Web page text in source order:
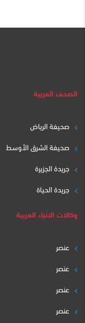
الصحف العربية
صحيفة الرياض
صحيفة الشرق الأوسط
جريدة الجزيرة
جريدة الحياة
وكالات الانباء العربية
عنصر
عنصر
عنصر
عنصر